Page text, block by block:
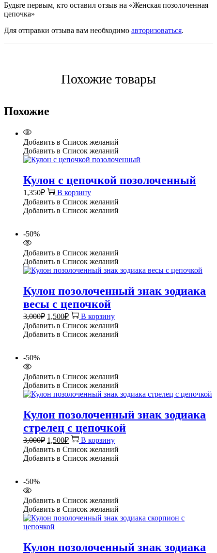
Будьте первым, кто оставил отзыв на «Женская позолоченная
цепочка»
Для отправки отзыва вам необходимо авторизоваться.
Похожие товары
Похожие
Добавить в Список желаний
Добавить в Список желаний
Кулон с цепочкой позолоченный
1,350₽
В корзину
Добавить в Список желаний
Добавить в Список желаний
-50%
Добавить в Список желаний
Добавить в Список желаний
Кулон позолоченный знак зодиака
весы с цепочкой
3,000₽ Первоначальная
цена
составляла
1,500₽Текущая
цена:
1,500₽.
В корзину
Добавить в Список желаний
Добавить в Список желаний
-50%
Добавить в Список желаний
Добавить в Список желаний
Кулон позолоченный знак зодиака
стрелец с цепочкой
3,000₽ Первоначальная
цена
составляла
1,500₽Текущая
цена:
1,500₽.
В корзину
Добавить в Список желаний
Добавить в Список желаний
-50%
Добавить в Список желаний
Добавить в Список желаний
Кулон позолоченный знак зодиака